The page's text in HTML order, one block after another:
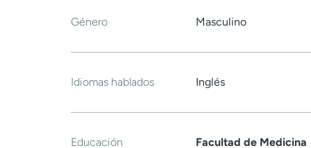
Género Masculino
Idiomas hablados Inglés
Educación
Facultad de Medicina